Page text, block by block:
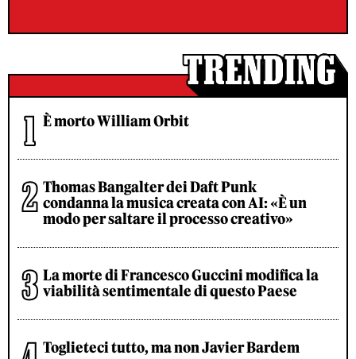
È morto William Orbit
Thomas Bangalter dei Daft Punk
condanna la musica creata con AI: «È un
modo per saltare il processo creativo»
La morte di Francesco Guccini modifica la
viabilità sentimentale di questo Paese
Toglieteci tutto, ma non Javier Bardem